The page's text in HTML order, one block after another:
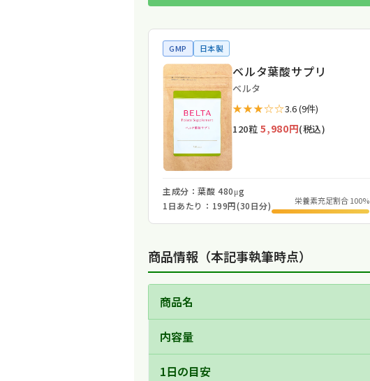
GMP 日本製
ベルタ葉酸サプリ
ベルタ
★★★☆☆3.6 (9件)
120粒5,980円(税込)
主成分：葉酸 480μg
1日あたり：199円(30日分)
栄養素充足割合 100%
商品情報（本記事執筆時点）
商品名
内容量
1日の目安